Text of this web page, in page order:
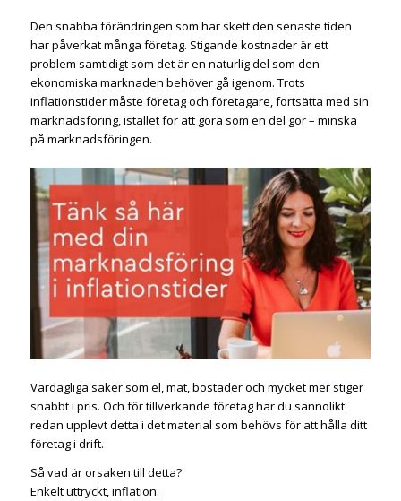
Den snabba förändringen som har skett den senaste tiden
har påverkat många företag. Stigande kostnader är ett
problem samtidigt som det är en naturlig del som den
ekonomiska marknaden behöver gå igenom. Trots
inflationstider måste företag och företagare, fortsätta med sin
marknadsföring, istället för att göra som en del gör – minska
på marknadsföringen.
Vardagliga saker som el, mat, bostäder och mycket mer stiger
snabbt i pris. Och för tillverkande företag har du sannolikt
redan upplevt detta i det material som behövs för att hålla ditt
företag i drift.
Så vad är orsaken till detta?
Enkelt uttryckt, inflation.